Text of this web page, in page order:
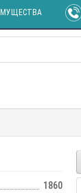
1860